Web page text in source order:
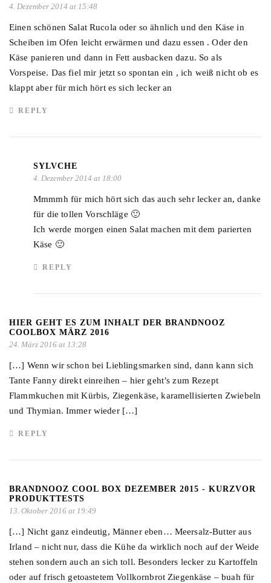
4. Dezember 2014 at 15:48
Einen schönen Salat Rucola oder so ähnlich und den Käse in
Scheiben im Ofen leicht erwärmen und dazu essen . Oder den
Käse panieren und dann in Fett ausbacken dazu. So als
Vorspeise. Das fiel mir jetzt so spontan ein , ich weiß nicht ob es
klappt aber für mich hört es sich lecker an
REPLY
SYLVCHE
4. Dezember 2014 at 18:00
Mmmmh für mich hört sich das auch sehr lecker an, danke
für die tollen Vorschläge 🙂
Ich werde morgen einen Salat machen mit dem parierten
Käse 🙂
REPLY
HIER GEHT ES ZUM INHALT DER BRANDNOOZ
COOLBOX MÄRZ 2016
24. März 2016 at 13:28
[…] Wenn wir schon bei Lieblingsmarken sind, dann kann sich
Tante Fanny direkt einreihen – hier geht’s zum Rezept
Flammkuchen mit Kürbis, Ziegenkäse, karamellisierten Zwiebeln
und Thymian. Immer wieder […]
REPLY
BRANDNOOZ COOL BOX DEZEMBER 2015 - KURZVOR
PRODUKTTESTS
13. Oktober 2016 at 19:49
[…] Nicht ganz eindeutig, Männer eben… Meersalz-Butter aus
Irland – nicht nur, dass die Kühe da wirklich noch auf der Weide
stehen sondern auch an sich toll. Besonders lecker zu Kartoffeln
oder auf frisch getoastetem Vollkornbrot Ziegenkäse – buah für